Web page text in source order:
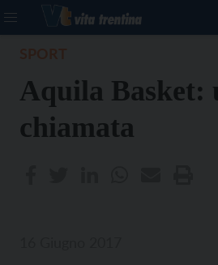
Aquila Basket:
chiamata